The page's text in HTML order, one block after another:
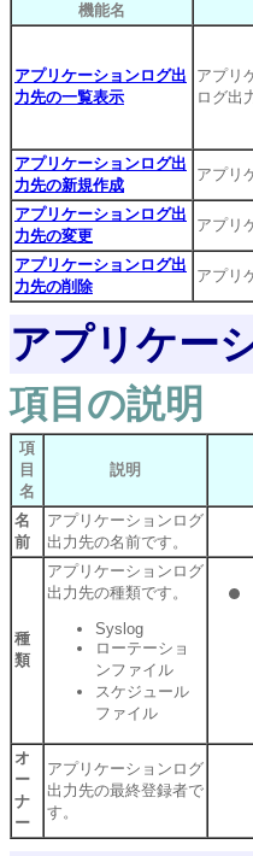
機能名
アプリケーションログ出
力先の一覧表示
アプリ
ログ出
アプリケーションログ出
力先の新規作成
アプリ
アプリケーションログ出
力先の変更
アプリ
アプリケーションログ出
力先の削除
アプリ
アプリケー
項目の説明
項
目
名
説明
名
前
アプリケーションログ
出力先の名前です。
種
類
アプリケーションログ
出力先の種類です。
Syslog
ローテーショ
ンファイル
スケジュール
ファイル
オ
ー
ナ
ー
アプリケーションログ
出力先の最終登録者で
す。